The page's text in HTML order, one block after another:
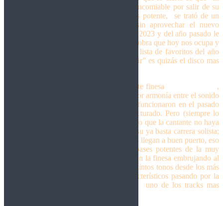
the raw” (2019) si bien fue un esfuerzo encomiable por salir de su
zona de confort con un disco mucho más potente, se trató de un
disco con ideas muy desordenadas y sin aprovechar el nuevo
escenario sonoro; los discos navideños de 2023 y del año pasado le
dieron el tiempo suficiente para plasmar la obra que hoy nos ocupa y
aunque no creo que vaya a quedar en mi lista de favoritos del año
(ando en otra) debo decir que “Frisson noir” es quizás el disco mas
, décimo disco de la cantante finesa
,
a diferencia de “In the raw” logra una mayor armonía entre el sonido
pesado del disco anterior y las ideas que funcionaron en el pasado
con un disco mucho mejor pensado y facturado. Pero (siempre lo
hay, lo siento) es raudo decir que no es algo que la cantante no haya
hecho antes tanto en Nightwish como en su ya basta carrera solista;
solo que acá se siente como las ambiciones llegan a buen puerto, eso
sí. La cosa arranca bien arriba con las bases potentes de la muy
cambiante canción homónima del disco con la finesa embrujando al
oyente con su voz soprano explorando distintos tonos desde los más
mundanos hasta los sobreagudos tan característicos pasando por la
uno de los tracks mas